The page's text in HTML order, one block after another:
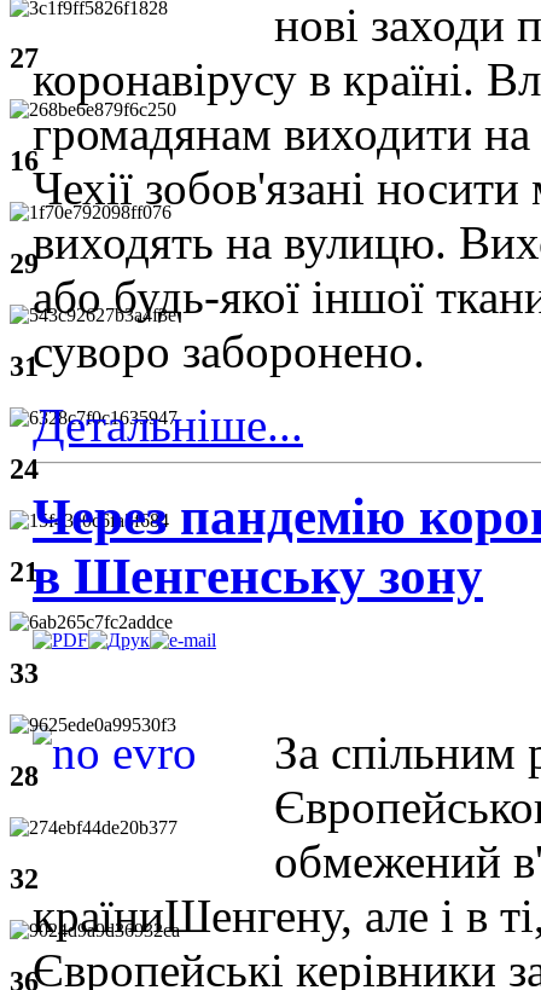
27
16
29
31
24
21
33
28
32
36
нові
коронавірусу в країні.
громадянам виходити
Чехії зобов'язані
виходять на вулицю.
або будь-якої іншої
суворо заборонено.
Детальніше...
Через пандемію
в Шенгенську зону
За спільним
обмежений
країниШенгену, але і в
Європейські керівники